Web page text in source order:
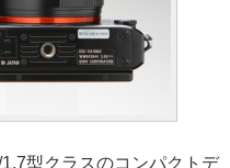
型クラスのコンパクトデ